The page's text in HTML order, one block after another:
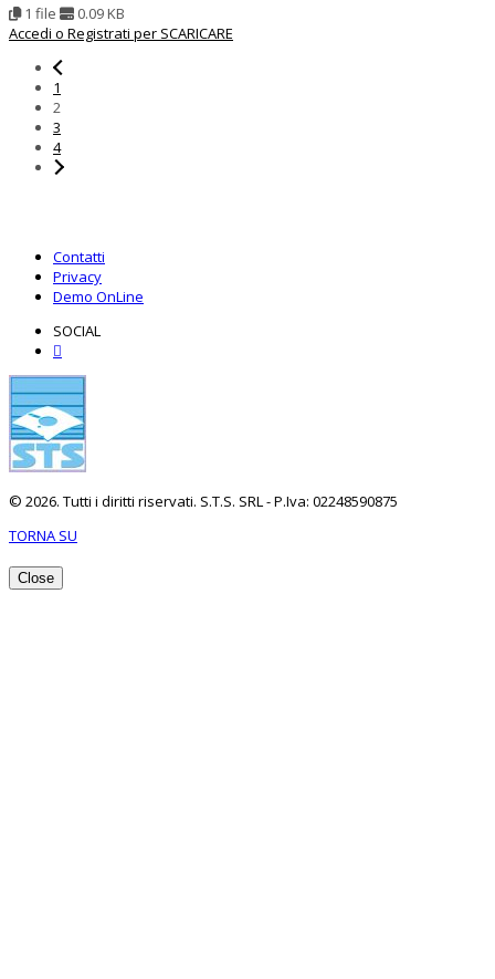
1 file
0.09 KB
Accedi o Registrati per SCARICARE
1
2
3
4
Contatti
Privacy
Demo OnLine
SOCIAL
© 2026. Tutti i diritti riservati. S.T.S. SRL - P.Iva: 02248590875
TORNA SU
Close